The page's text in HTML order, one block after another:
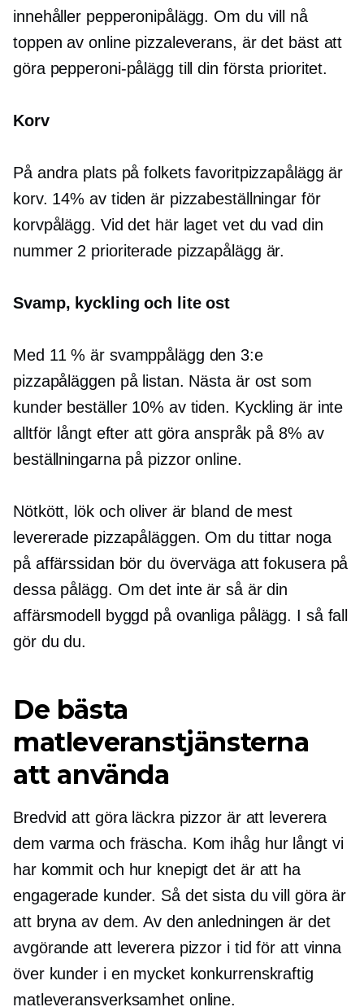
innehåller pepperonipålägg. Om du vill nå
toppen av online pizzaleverans, är det bäst att
göra pepperoni-pålägg till din första prioritet.
Korv
På andra plats på folkets favoritpizzapålägg är
korv. 14% av tiden är pizzabeställningar för
korvpålägg. Vid det här laget vet du vad din
nummer 2 prioriterade pizzapålägg är.
Svamp, kyckling och lite ost
Med 11 % är svamppålägg den 3:e
pizzapåläggen på listan. Nästa är ost som
kunder beställer 10% av tiden. Kyckling är inte
alltför långt efter att göra anspråk på 8% av
beställningarna på pizzor online.
Nötkött, lök och oliver är bland de mest
levererade pizzapåläggen. Om du tittar noga
på affärssidan bör du överväga att fokusera på
dessa pålägg. Om det inte är så är din
affärsmodell byggd på ovanliga pålägg. I så fall
gör du du.
De bästa
matleveranstjänsterna
att använda
Bredvid att göra läckra pizzor är att leverera
dem varma och fräscha. Kom ihåg hur långt vi
har kommit och hur knepigt det är att ha
engagerade kunder. Så det sista du vill göra är
att bryna av dem. Av den anledningen är det
avgörande att leverera pizzor i tid för att vinna
över kunder i en mycket konkurrenskraftig
matleveransverksamhet online.